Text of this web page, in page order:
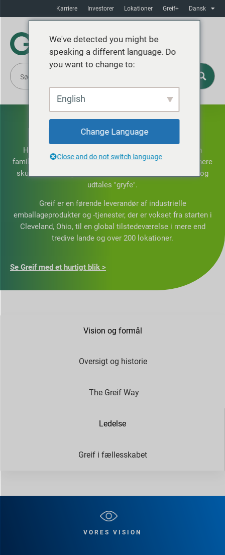
Karriere Investorer Lokationer Greif+ Dansk
OM GREIF
Hvad ligger der i et navn? Greif har fået sit navn fra en
familie, der opbyggede en emballagevirksomhed, der senere
skulle udvikle sig til Greif Inc. Navnet Greif rimer på liv og
udtales "gryfe".
Greif er en førende leverandør af industrielle
emballageprodukter og -tjenester, der er vokset fra starten i
Cleveland, Ohio, til en global tilstedeværelse i mere end
tredive lande og over 200 lokationer.
Se Greif med et hurtigt blik >
Vision og formål
Oversigt og historie
The Greif Way
Ledelse
Greif i fællesskabet
VORES VISION
We've detected you might be
speaking a different language. Do
you want to change to:
English
Change Language
Close and do not switch language